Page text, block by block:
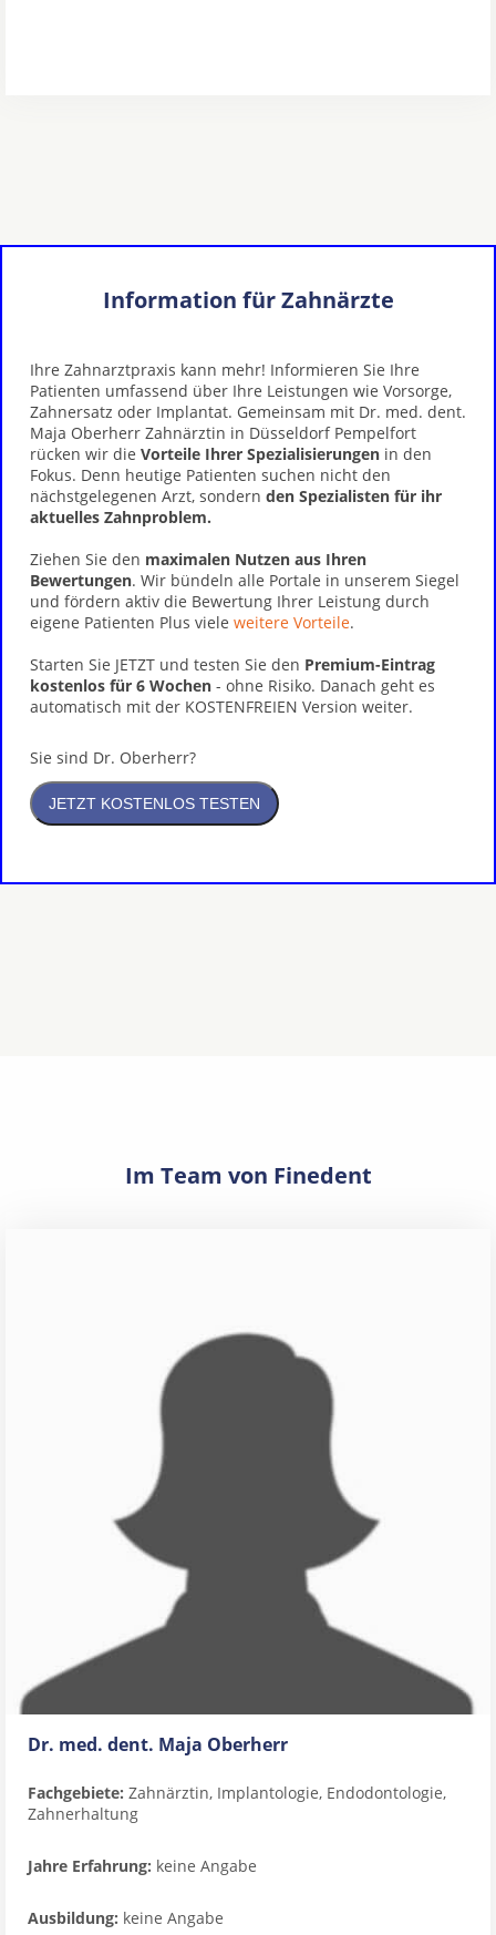
Information für Zahnärzte
Ihre Zahnarztpraxis kann mehr! Informieren Sie Ihre
Patienten umfassend über Ihre Leistungen wie Vorsorge,
Zahnersatz oder Implantat. Gemeinsam mit Dr. med. dent.
Maja Oberherr Zahnärztin in Düsseldorf Pempelfort
rücken wir die Vorteile Ihrer Spezialisierungen in den
Fokus. Denn heutige Patienten suchen nicht den
nächstgelegenen Arzt, sondern den Spezialisten für ihr
aktuelles Zahnproblem.
Ziehen Sie den maximalen Nutzen aus Ihren
Bewertungen. Wir bündeln alle Portale in unserem Siegel
und fördern aktiv die Bewertung Ihrer Leistung durch
eigene Patienten Plus viele weitere Vorteile.
Starten Sie JETZT und testen Sie den Premium-Eintrag
kostenlos für 6 Wochen - ohne Risiko. Danach geht es
automatisch mit der KOSTENFREIEN Version weiter.
Sie sind Dr. Oberherr?
Im Team von Finedent
Dr. med. dent. Maja Oberherr
Fachgebiete: Zahnärztin, Implantologie, Endodontologie,
Zahnerhaltung
Jahre Erfahrung: keine Angabe
Ausbildung: keine Angabe